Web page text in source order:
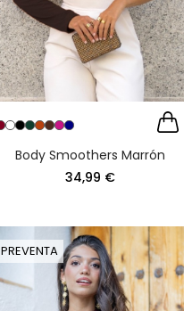
Body Smoothers Marrón
34,99 €
PREVENTA